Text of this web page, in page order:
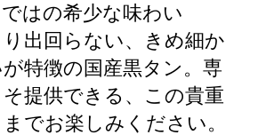
ではの希少な味わい
出回らない、きめ細か
特徴の国産黒タン。専
提供できる、この貴重
でお楽しみください。